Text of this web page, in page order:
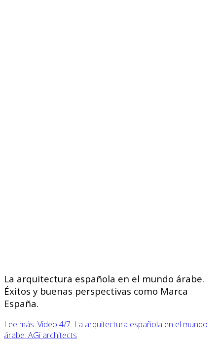
La arquitectura española en el mundo árabe.
Éxitos y buenas perspectivas como Marca
España.
Lee más: Video 4/7. La arquitectura española en el mundo
árabe. AGi architects